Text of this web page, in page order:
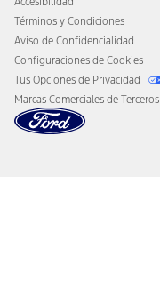
Términos y Condiciones
Aviso de Confidencialidad
Configuraciones de Cookies
Tus Opciones de Privacidad
Marcas Comerciales de Terceros